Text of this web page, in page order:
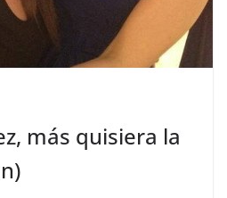
más quisiera la